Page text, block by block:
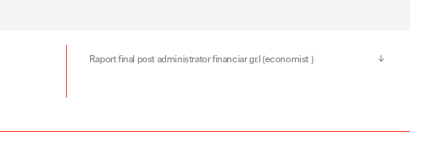
Raport final post administrator financiar gr.I (economist )